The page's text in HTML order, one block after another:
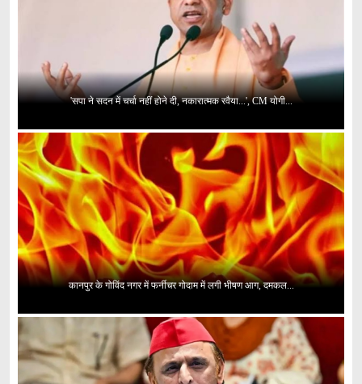
'सपा ने सदन में चर्चा नहीं होने दी, नकारात्मक रवैया...', CM योगी...
कानपुर के गोविंद नगर में फर्नीचर गोदाम में लगी भीषण आग, दमकल...